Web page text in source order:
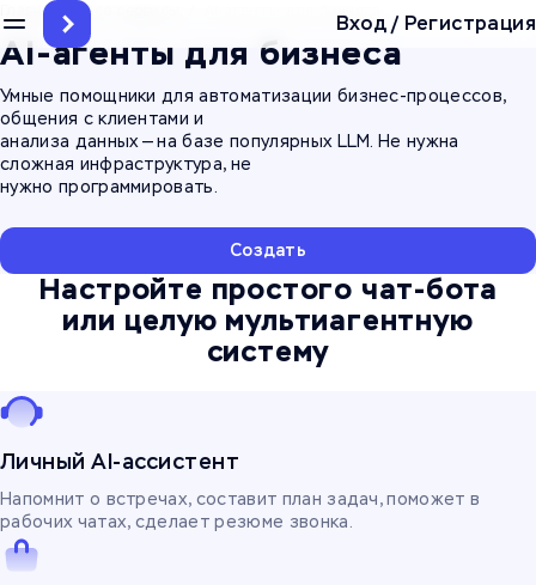
Вход/ Регистрация
Главная Все сервисы
AI-агенты для бизнеса
Умные помощники для автоматизации бизнес-процессов,
общения с клиентами и
анализа данных — на базе популярных LLM. Не нужна
сложная инфраструктура, не
нужно программировать.
Создать
Настройте простого чат-бота
или целую мультиагентную
систему
Личный AI-ассистент
Напомнит о встречах, составит план задач, поможет в
рабочих чатах, сделает резюме звонка.